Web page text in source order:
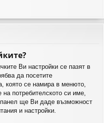
Ви настройки се пазят в
да посетите
която се намира в менюто,
на потребителското си име,
ще Ви даде възможност
и настройки.